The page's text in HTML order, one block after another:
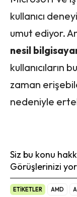
kullanıcı
umut ediyor.
nesil
kullanıcıların
zaman
nedeniyle
Siz bu konu
Görüşlerinizi
ETİKETLER AMD